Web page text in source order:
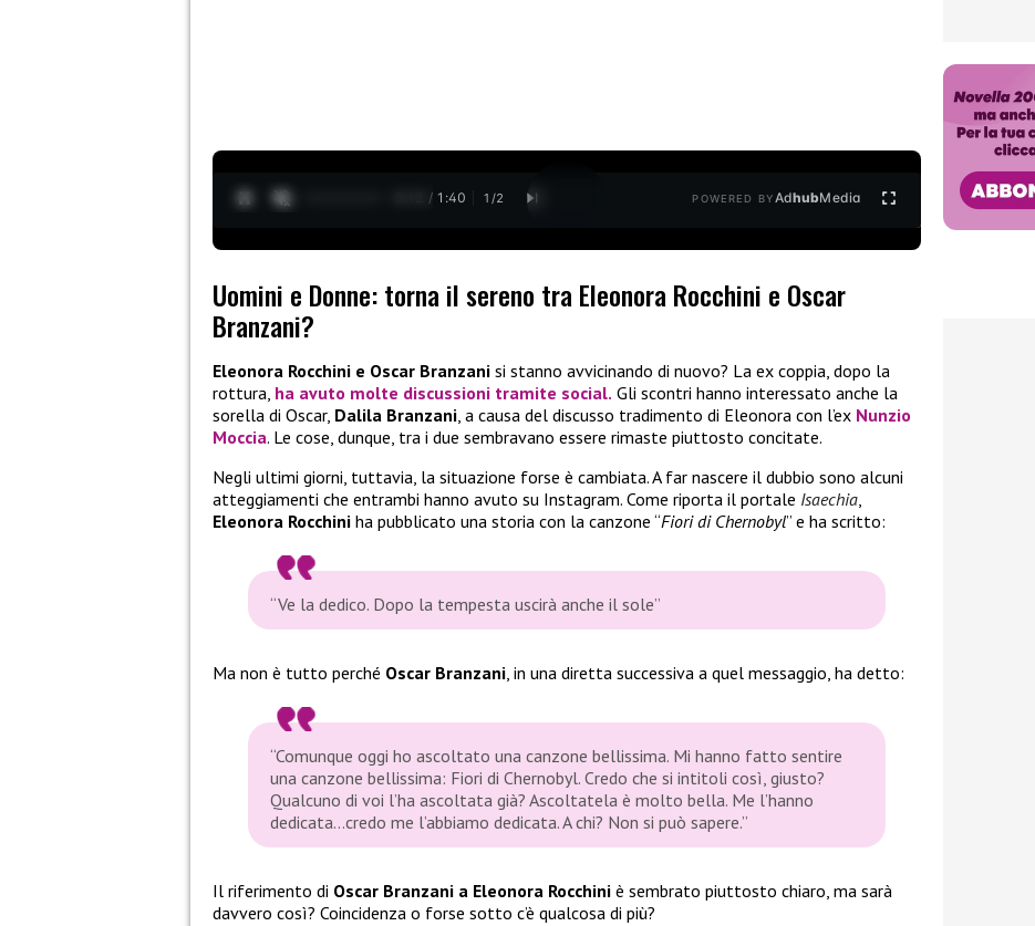
0:13 / 1:40 1 /2 POWERED BYAdhubMedia
Uomini e Donne: torna il sereno tra Eleonora Rocchini e Oscar
Branzani?
Eleonora Rocchini e Oscar Branzani si stanno avvicinando di nuovo? La ex coppia, dopo la
rottura, ha avuto molte discussioni tramite social. Gli scontri hanno interessato anche la
sorella di Oscar, Dalila Branzani, a causa del discusso tradimento di Eleonora con l’ex Nunzio
Moccia. Le cose, dunque, tra i due sembravano essere rimaste piuttosto concitate.
Negli ultimi giorni, tuttavia, la situazione forse è cambiata. A far nascere il dubbio sono alcuni
atteggiamenti che entrambi hanno avuto su Instagram. Come riporta il portale Isaechia,
Eleonora Rocchini ha pubblicato una storia con la canzone “Fiori di Chernobyl” e ha scritto:
“Ve la dedico. Dopo la tempesta uscirà anche il sole”
Ma non è tutto perché Oscar Branzani, in una diretta successiva a quel messaggio, ha detto:
“Comunque oggi ho ascoltato una canzone bellissima. Mi hanno fatto sentire
una canzone bellissima: Fiori di Chernobyl. Credo che si intitoli così, giusto?
Qualcuno di voi l’ha ascoltata già? Ascoltatela è molto bella. Me l’hanno
dedicata…credo me l’abbiamo dedicata. A chi? Non si può sapere.”
Il riferimento di Oscar Branzani a Eleonora Rocchini è sembrato piuttosto chiaro, ma sarà
davvero così? Coincidenza o forse sotto c’è qualcosa di più?